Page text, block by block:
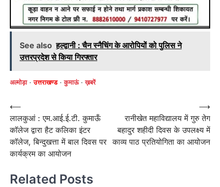
See also हल्द्वानी : चैन स्नैचिंग के आरोपियों को पुलिस ने
उत्तरप्रदेश से किया गिरफ्तार
अल्मोड़ा उत्तराखण्ड कुमाऊं ख़बरें
Post
navigation
⟵
लालकुआं : एम.आई.ई.टी. कुमाऊँ
कॉलेज द्वारा हैट कलिका इंटर
कॉलेज, बिन्दुखत्ता में बाल दिवस पर
कार्यक्रम का आयोजन
रानीखेत महाविद्यालय में गुरु तेग
बहादुर शहीदी दिवस के उपलक्ष्य में
काव्य पाठ प्रतियोगिता का आयोजन
⟶
Related Posts